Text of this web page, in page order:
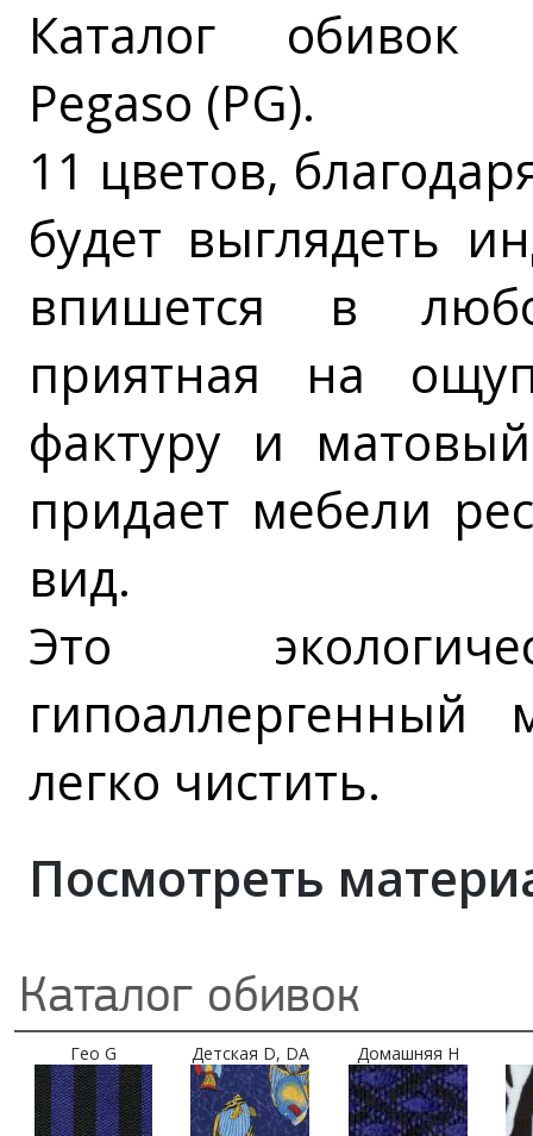
Каталог обивок
Pegaso (PG).
11 цветов,
будет выглядеть
впишется в
приятная на
фактуру и
придает мебели
вид.
Это
легко чистить.
Посмотреть
Каталог обивок
Гео G Детская D, DA Домашняя H